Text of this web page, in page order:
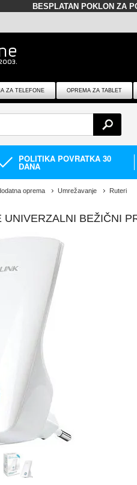
BESPLATAN POKLON ZA
ZA TELEFONE OPREMA ZA TABLET
POLITIKA POVRATKA 30
DANA
oprema Umrežavanje Ruteri
UNIVERZALNI BEŽIČNI